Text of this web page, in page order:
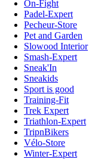
On-Fight
Padel-Expert
Pecheur-Store
Pet and Garden
Slowood Interior
Smash-Expert
Sneak'In
Sneakids
Sport is good
Training-Fit
Trek Expert
Triathlon-Expert
TripnBikers
Vélo-Store
Winter-Expert